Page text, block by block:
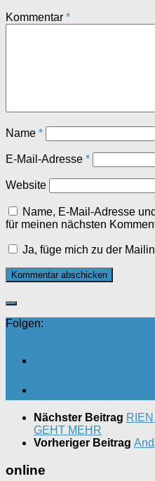
Kommentar *
Name *
E-Mail-Adresse *
Website
Name, E-Mail-Adresse
für meinen nächsten
Ja, füge mich zu der
Folgen:
Nächster Beitrag
GEHT MEHR
Vorheriger Beitrag
online